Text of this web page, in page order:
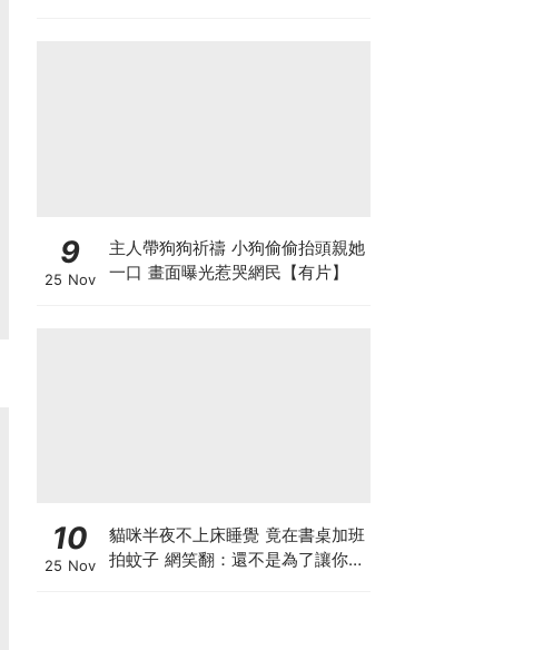
9
25 Nov
主人帶狗狗祈禱 小狗偷偷抬頭親她
一口 畫面曝光惹哭網民【有片】
10
25 Nov
貓咪半夜不上床睡覺 竟在書桌加班
拍蚊子 網笑翻：還不是為了讓你睡